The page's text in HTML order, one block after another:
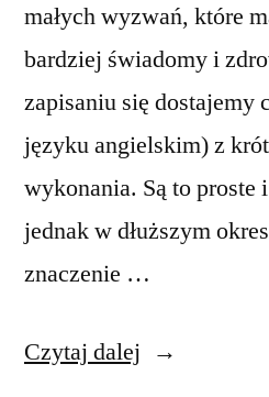
małych wyzwań, które
bardziej świadomy i
zapisaniu się dostajemy
języku angielskim) z
wykonania. Są to proste
jednak w dłuższym
znaczenie …
Czytaj dalej „Codzienne